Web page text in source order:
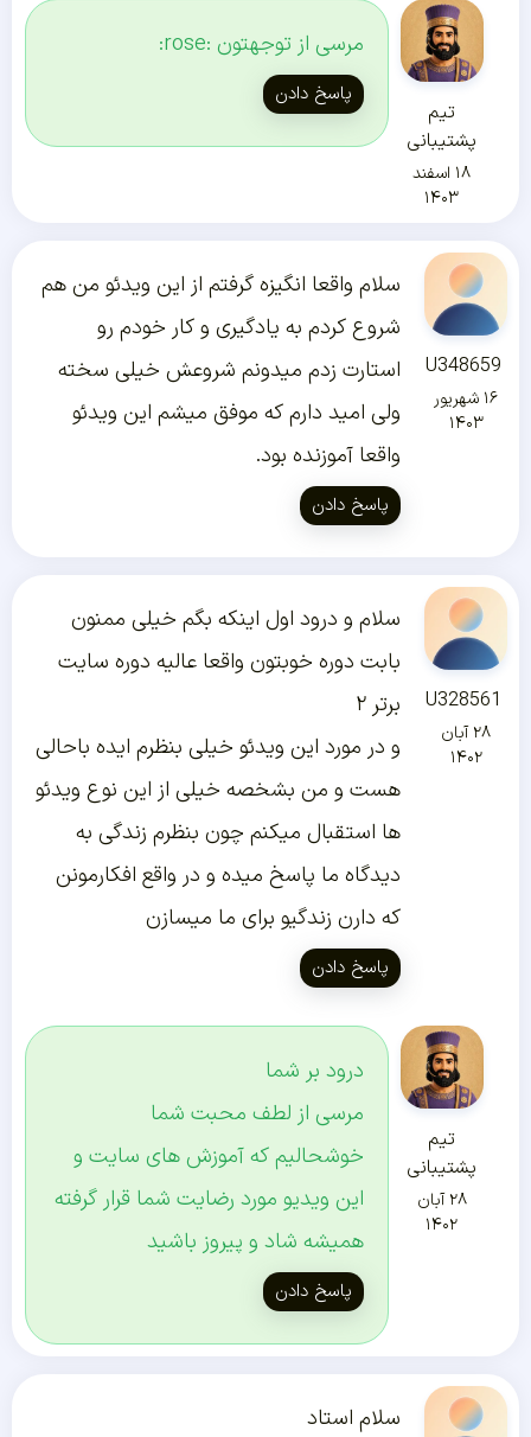
تیم
پشتیبانی
۱۸ اسفند
۱۴۰۳
مرسی از توجهتون :rose:
پاسخ دادن
U348659
۱۶ شهریور
۱۴۰۳
سلام واقعا انگیزه گرفتم از این ویدئو من هم
شروع کردم به یادگیری و کار خودم رو
استارت زدم میدونم شروعش خیلی سخته
ولی امید دارم که موفق میشم این ویدئو
واقعا آموزنده بود.
پاسخ دادن
U328561
۲۸ آبان
۱۴۰۲
سلام و درود اول اینکه بگم خیلی ممنون
بابت دوره خوبتون واقعا عالیه دوره سایت
برتر ۲
و در مورد این ویدئو خیلی بنظرم ایده باحالی
هست و من بشخصه خیلی از این نوع ویدئو
ها استقبال میکنم چون بنظرم زندگی به
دیدگاه ما پاسخ میده و در واقع افکارمونن
که دارن زندگیو برای ما میسازن
پاسخ دادن
تیم
پشتیبانی
۲۸ آبان
۱۴۰۲
درود بر شما
مرسی از لطف محبت شما
خوشحالیم که آموزش های سایت و
این ویدیو مورد رضایت شما قرار گرفته
همیشه شاد و پیروز باشید
پاسخ دادن
سلام استاد